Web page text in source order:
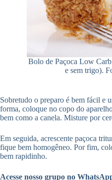
Bolo de Paçoca Low
e sem trigo).
Sobretudo o preparo é bem fácil e
forma, coloque no copo do
bem como a canela. Misture por
Em seguida, acrescente paçoca
fique bem homogêneo. Por fim,
bem rapidinho.
Acesse nosso grupo no